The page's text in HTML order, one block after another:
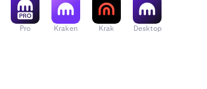
Pro Kraken Krak Desktop